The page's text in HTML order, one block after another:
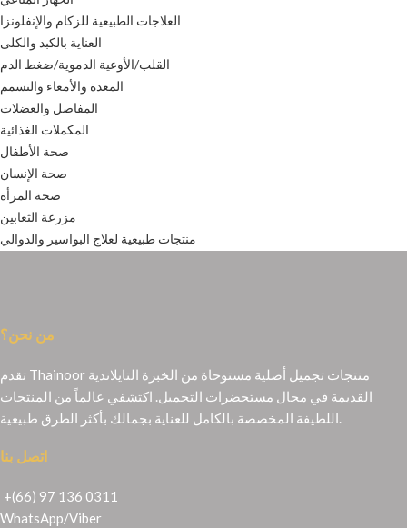
العلاجات الطبيعية للزكام والإنفلونزا
العناية بالكبد والكلى
القلب/الأوعية الدموية/ضغط الدم
المعدة والأمعاء والتسمم
المفاصل والعضلات
المكملات الغذائية
صحة الأطفال
صحة الإنسان
صحة المرأة
مزرعة الثعابين
منتجات طبيعية لعلاج البواسير والدوالي
من نحن؟
تقدم Thainoor منتجات تجميل أصلية مستوحاة من الخبرة التايلاندية
القديمة في مجال مستحضرات التجميل. اكتشفي عالماً من المنتجات
اللطيفة المخصصة بالكامل للعناية بجمالك بأكثر الطرق طبيعية.
اتصل بنا
+(66) 97 136 0311
WhatsApp/Viber